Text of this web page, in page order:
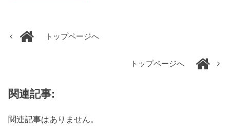
トップページへ
トップページへ
関連記事:
関連記事はありません。